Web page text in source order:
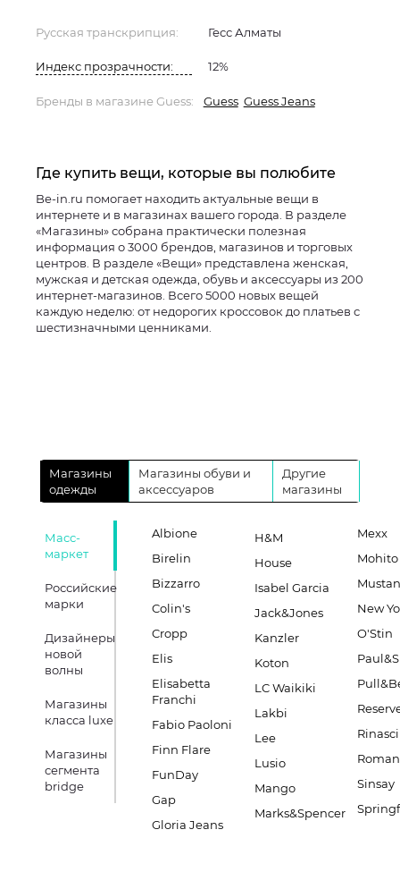
Русская транскрипция: Гесс Алматы
Индекс прозрачности: 12%
Бренды в магазине Guess: Guess Guess Jeans
Где купить вещи, которые вы полюбите
Be-in.ru помогает находить актуальные вещи в
интернете и в магазинах вашего города. В разделе
«Магазины» собрана практически полезная
информация о 3000 брендов, магазинов и торговых
центров. В разделе «Вещи» представлена женская,
мужская и детская одежда, обувь и аксессуары из 200
интернет-магазинов. Всего 5000 новых вещей
каждую неделю: от недорогих кроссовок до платьев с
шестизначными ценниками.
Магазины
одежды
Магазины обуви и
аксессуаров
Другие
магазины
Масс-
маркет
Российские
марки
Дизайнеры
новой
волны
Магазины
класса luxe
Магазины
сегмента
bridge
Albione
Birelin
Bizzarro
Colin's
Cropp
Elis
Elisabetta
Franchi
Fabio Paoloni
Finn Flare
FunDay
Gap
Gloria Jeans
H&M
House
Isabel Garcia
Jack&Jones
Kanzler
Koton
LC Waikiki
Lakbi
Lee
Lusio
Mango
Marks&Spencer
Mexx
Mohito
New
O'Stin
Sinsay